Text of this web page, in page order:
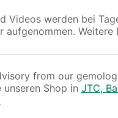
Videos werden bei
aufgenommen. Weitere
from our
unseren Shop in JTC,